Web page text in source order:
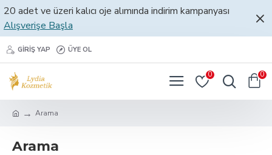
20 adet ve üzeri kalıcı oje alımında indirim kampanyası
Alışverişe Başla
GIRIŞ YAP ÜYE OL
0 0
Arama
Arama